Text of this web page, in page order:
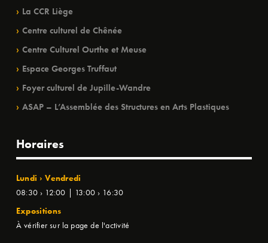
La CCR Liège
Centre culturel de Chênée
Centre Culturel Ourthe et Meuse
Espace Georges Truffaut
Foyer culturel de Jupille-Wandre
ASAP – L’Assemblée des Structures en Arts Plastiques
Horaires
Lundi › Vendredi
08:30 › 12:00 | 13:00 › 16:30
Expositions
À vérifier sur la page de l'activité